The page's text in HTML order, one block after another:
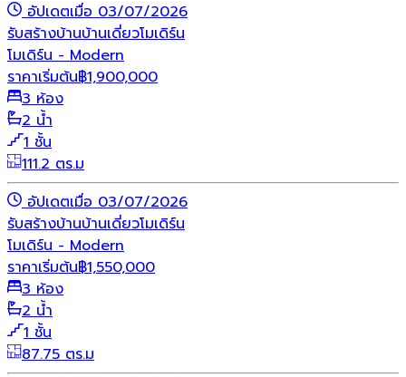
อัปเดตเมื่อ 03/07/2026
รับสร้างบ้านบ้านเดี่ยวโมเดิร์น
โมเดิร์น - Modern
ราคาเริ่มต้น฿1,900,000
3 ห้อง
2 น้ำ
1 ชั้น
111.2 ตร.ม
อัปเดตเมื่อ 03/07/2026
รับสร้างบ้านบ้านเดี่ยวโมเดิร์น
โมเดิร์น - Modern
ราคาเริ่มต้น฿1,550,000
3 ห้อง
2 น้ำ
1 ชั้น
87.75 ตร.ม